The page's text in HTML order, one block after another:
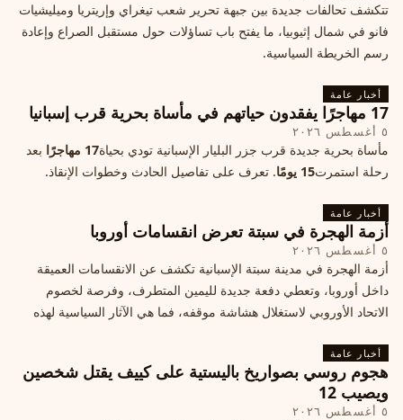
تتكشف تحالفات جديدة بين جبهة تحرير شعب تيغراي وإريتريا وميليشيات
فانو في شمال إثيوبيا، ما يفتح باب تساؤلات حول مستقبل الصراع وإعادة
رسم الخريطة السياسية.
أخبار عامة
17 مهاجرًا يفقدون حياتهم في مأساة بحرية قرب إسبانيا
٥ أغسطس ٢٠٢٦
مأساة بحرية جديدة قرب جزر البليار الإسبانية تودي بحياة17 مهاجرًا
بعد
رحلة استمرت15 يومًا . تعرف على تفاصيل الحادث وخطوات الإنقاذ.
أخبار عامة
أزمة الهجرة في سبتة تعرض انقسامات أوروبا
٥ أغسطس ٢٠٢٦
أزمة الهجرة في مدينة سبتة الإسبانية تكشف عن الانقسامات العميقة
داخل أوروبا، وتعطي دفعة جديدة لليمين المتطرف، وفرصة لخصوم
الاتحاد الأوروبي لاستغلال هشاشة موقفه، فما هي الآثار السياسية لهذه
أخبار عامة
هجوم روسي بصواريخ باليستية على كييف يقتل شخصين
ويصيب 12
٥ أغسطس ٢٠٢٦